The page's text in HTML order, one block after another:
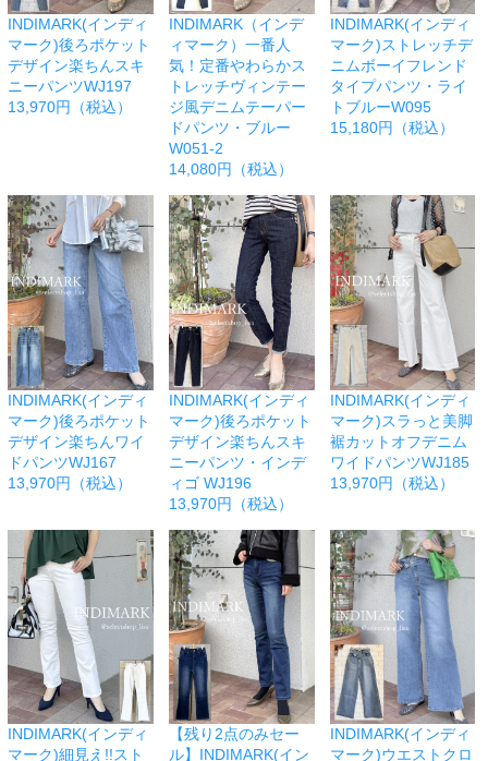
INDIMARK(インディ
マーク)後ろポケット
デザイン楽ちんスキ
ニーパンツWJ197
13,970円（税込）
INDIMARK（インデ
ィマーク）一番人
気！定番やわらかス
トレッチヴィンテー
ジ風デニムテーパー
ドパンツ・ブルー
W051-2
14,080円（税込）
INDIMARK(インディ
マーク)ストレッチデ
ニムボーイフレンド
タイプパンツ・ライ
トブルーW095
15,180円（税込）
INDIMARK(インディ
マーク)後ろポケット
デザイン楽ちんワイ
ドパンツWJ167
13,970円（税込）
INDIMARK(インディ
マーク)後ろポケット
デザイン楽ちんスキ
ニーパンツ・インデ
ィゴ WJ196
13,970円（税込）
INDIMARK(インディ
マーク)スラっと美脚
裾カットオフデニム
ワイドパンツWJ185
13,970円（税込）
INDIMARK(インディ
マーク)細見え!!スト
【残り2点のみセー
ル】INDIMARK(イン
INDIMARK(インディ
マーク)ウエストクロ